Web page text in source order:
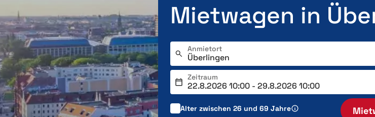
Mietwagen in
Anmietort
Zeitraum
Alter zwischen 26 und 69 Jahre